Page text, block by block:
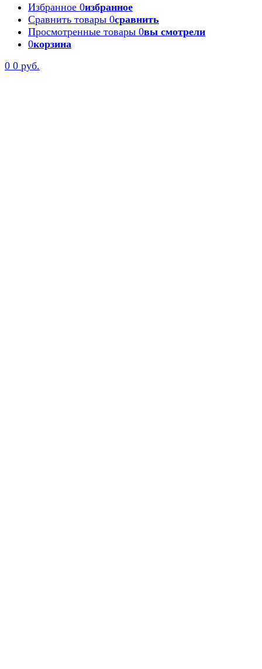
Избранное 0избранное
Сравнить товары 0сравнить
Просмотренные товары 0вы смотрели
0корзина
0 0 руб.